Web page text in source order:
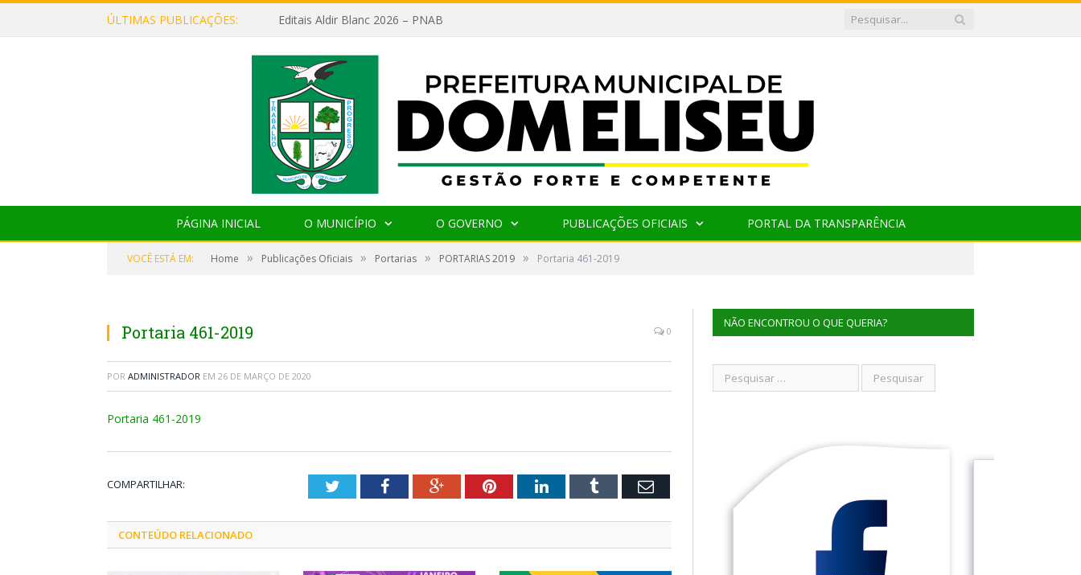
ÚLTIMAS PUBLICAÇÕES: Editais Aldir Blanc 2026 – PNAB
PÁGINA INICIAL O MUNICÍPIO O GOVERNO PUBLICAÇÕES OFICIAIS PORTAL DA TRANSPARÊNCIA
VOCÊ ESTÁ EM: Home » Publicações Oficiais » Portarias » PORTARIAS 2019 » Portaria 461-2019
Portaria 461-2019 0
POR ADMINISTRADOR EM 26 DE MARÇO DE 2020
Portaria 461-2019
COMPARTILHAR: TwitterFacebookGoogle+PinterestLinkedInTumblr Email
CONTEÚDO RELACIONADO
NÃO ENCONTROU O QUE QUERIA?